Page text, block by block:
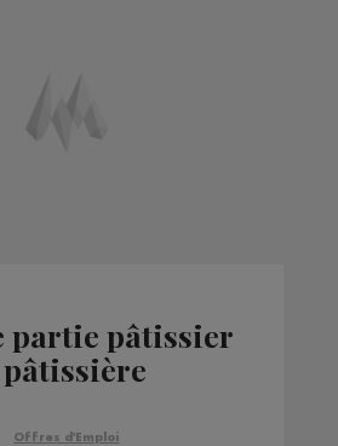
partie pâtissier
Offres d'Emploi